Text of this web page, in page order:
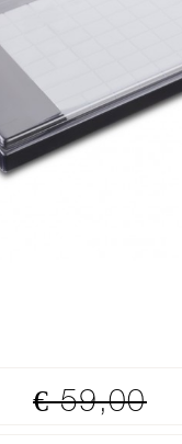
€ 59,00